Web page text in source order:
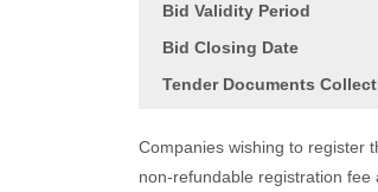
Bid Validity Period
Bid Closing Date
Tender Documents
Companies wishing to register
non-refundable registration fee